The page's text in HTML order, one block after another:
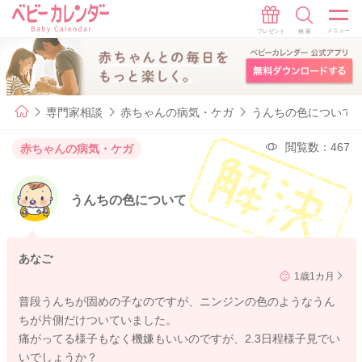
専門家相談 赤ちゃんの病気・ケガ うんちの色について
赤ちゃんの病気・ケガ 閲覧数：467
うんちの色について
あなご
1歳1カ月
普段うんちが固めの子なのですが、ニンジンの色のようなうん
ちが片側だけついていました。
痛がってる様子もなく機嫌もいいのですが、2.3日程様子見でい
いでしょうか？